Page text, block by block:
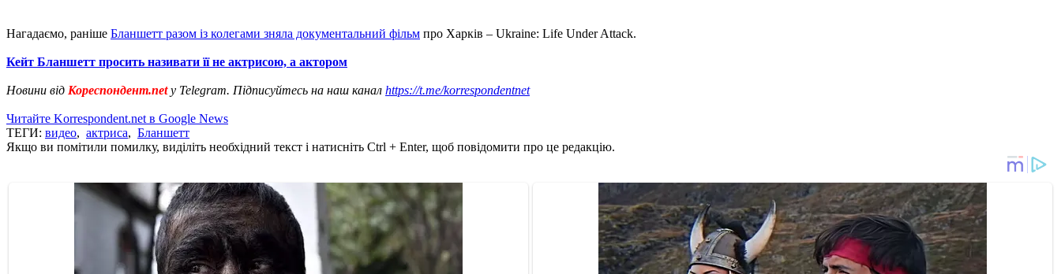
Нагадаємо, раніше Бланшетт разом із колегами зняла документальний фільм про Харків – Ukraine: Life Under Attack.
Кейт Бланшетт просить називати її не актрисою, а актором
Новини від Кореспондент.netу Telegram. Підписуйтесь на наш канал https://t.me/korrespondentnet
Читайте Korrespondent.net в Google News
ТЕГИ: видео, актриса, Бланшетт
Якщо ви помітили помилку, виділіть необхідний текст і натисніть Ctrl + Enter, щоб повідомити про це редакцію.